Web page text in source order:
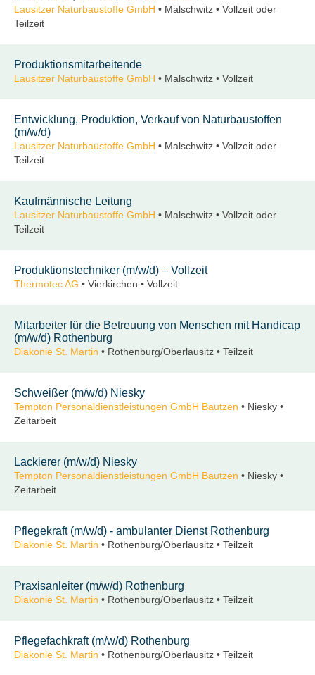
Lausitzer Naturbaustoffe GmbH • Malschwitz • Vollzeit oder
Teilzeit
Produktionsmitarbeitende
Lausitzer Naturbaustoffe GmbH • Malschwitz • Vollzeit
Entwicklung, Produktion, Verkauf von Naturbaustoffen
(m/w/d)
Lausitzer Naturbaustoffe GmbH • Malschwitz • Vollzeit oder
Teilzeit
Kaufmännische Leitung
Lausitzer Naturbaustoffe GmbH • Malschwitz • Vollzeit oder
Teilzeit
Produktionstechniker (m/w/d) – Vollzeit
Thermotec AG • Vierkirchen • Vollzeit
Mitarbeiter für die Betreuung von Menschen mit Handicap
(m/w/d) Rothenburg
Diakonie St. Martin • Rothenburg/Oberlausitz • Teilzeit
Schweißer (m/w/d) Niesky
Tempton Personaldienstleistungen GmbH Bautzen • Niesky •
Zeitarbeit
Lackierer (m/w/d) Niesky
Tempton Personaldienstleistungen GmbH Bautzen • Niesky •
Zeitarbeit
Pflegekraft (m/w/d) - ambulanter Dienst Rothenburg
Diakonie St. Martin • Rothenburg/Oberlausitz • Teilzeit
Praxisanleiter (m/w/d) Rothenburg
Diakonie St. Martin • Rothenburg/Oberlausitz • Teilzeit
Pflegefachkraft (m/w/d) Rothenburg
Diakonie St. Martin • Rothenburg/Oberlausitz • Teilzeit